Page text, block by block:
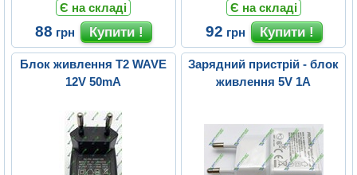
Є на складі
88 грн
Є на складі
92 грн
Блок живлення T2 WAVE
12V 50mA
Зарядний пристрій - блок
живлення 5V 1А